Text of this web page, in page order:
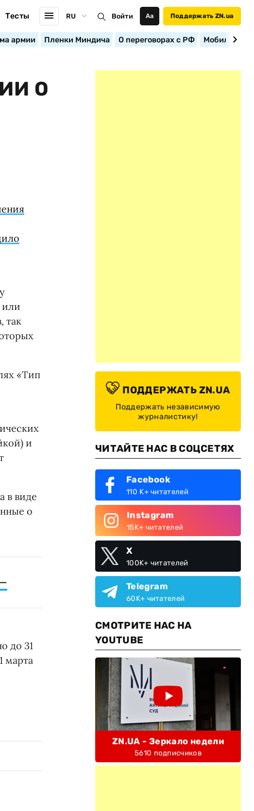
Тесты RU Войти Аа Поддержать ZN.ua
армии Пленки Миндича О переговорах с РФ
О
или
так
«Тип
и
в виде
о
до 31
марта
ПОДДЕРЖАТЬ ZN.UA
Поддержать независимую
журналистику!
ЧИТАЙТЕ НАС В СОЦСЕТЯХ
Facebook
110 K+ читателей
Instagram
15K+ читателей
X
100K+ читателей
Telegram
60K+ читателей
СМОТРИТЕ НАС НА
YOUTUBE
ZN.UA - Зеркало недели
5610 подписчиков